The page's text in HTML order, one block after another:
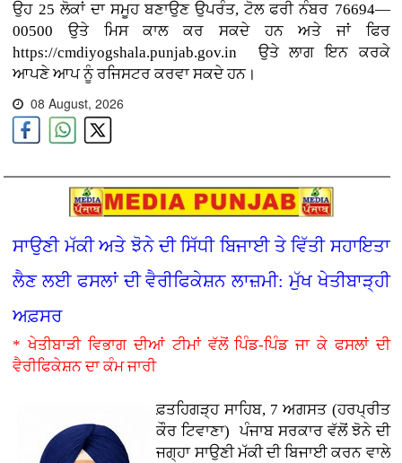
ਉਹ 25 ਲੋਕਾਂ ਦਾ ਸਮੂਹ ਬਣਾਉਣ ਉਪਰੰਤ, ਟੋਲ ਫਰੀ ਨੰਬਰ 76694—
00500 ਉਤੇ ਮਿਸ ਕਾਲ ਕਰ ਸਕਦੇ ਹਨ ਅਤੇ ਜਾਂ ਫਿਰ
https://cmdiyogshala.punjab.gov.in ਉਤੇ ਲਾਗ ਇਨ ਕਰਕੇ
ਆਪਣੇ ਆਪ ਨੂੰ ਰਜਿਸਟਰ ਕਰਵਾ ਸਕਦੇ ਹਨ।
08 August, 2026
ਸਾਉਣੀ ਮੱਕੀ ਅਤੇ ਝੋਨੇ ਦੀ ਸਿੱਧੀ ਬਿਜਾਈ ਤੇ ਵਿੱਤੀ ਸਹਾਇਤਾ
ਲੈਣ ਲਈ ਫਸਲਾਂ ਦੀ ਵੈਰੀਫਿਕੇਸ਼ਨ ਲਾਜ਼ਮੀ: ਮੁੱਖ ਖੇਤੀਬਾੜ੍ਹੀ
ਅਫ਼ਸਰ
* ਖੇਤੀਬਾੜੀ ਵਿਭਾਗ ਦੀਆਂ ਟੀਮਾਂ ਵੱਲੋਂ ਪਿੰਡ-ਪਿੰਡ ਜਾ ਕੇ ਫਸਲਾਂ ਦੀ
ਵੈਰੀਫਿਕੇਸ਼ਨ ਦਾ ਕੰਮ ਜਾਰੀ
ਫ਼ਤਹਿਗੜ੍ਹ ਸਾਹਿਬ, 7 ਅਗਸਤ (ਹਰਪ੍ਰੀਤ
ਕੌਰ ਟਿਵਾਣਾ) ਪੰਜਾਬ ਸਰਕਾਰ ਵੱਲੋਂ ਝੋਨੇ ਦੀ
ਜਗ੍ਹਾ ਸਾਉਣੀ ਮੱਕੀ ਦੀ ਬਿਜਾਈ ਕਰਨ ਵਾਲੇ